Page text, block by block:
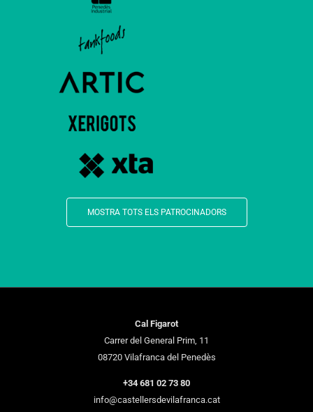
MOSTRA TOTS ELS PATROCINADORS
Cal Figarot
Carrer del General Prim, 11
08720 Vilafranca del Penedès
+34 681 02 73 80
info@castellersdevilafranca.cat